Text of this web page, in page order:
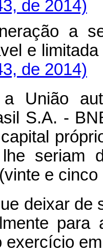
de 2014)
a
e
de 2014)
União
S.A. -
seriam
e
deixar
exercício